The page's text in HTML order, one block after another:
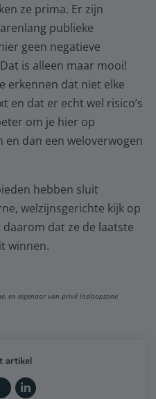
ze prima. Er zijn
publieke
geen negatieve
is alleen maar mooi!
erkennen dat niet elke
en dat er echt wel risico’s
om je hier op
dan een weloverwogen
hebben sluit
welzijnsgerichte kijk op
dat ze de laatste
winnen.
en eigenaar van privé losloopzone
artikel